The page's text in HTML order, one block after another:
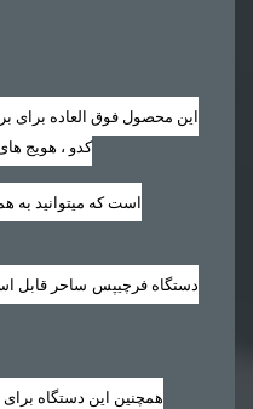
این محصول فوق العاده برای
کدو ، هویج
است که میتوانید
دستگاه فرچیپس ساحر قابل
همچنین این دستگاه